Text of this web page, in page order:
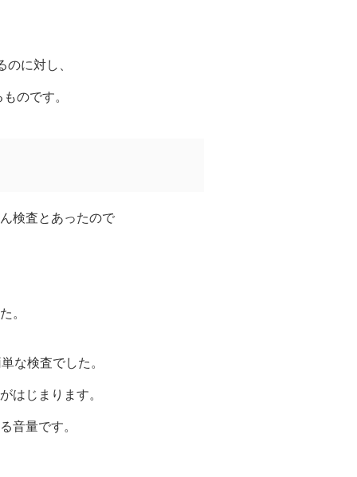
に対し、
のです。
検査とあったので
。
な検査でした。
はじまります。
音量です。